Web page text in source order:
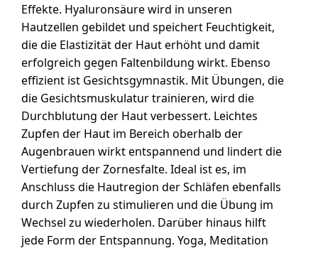
Effekte. Hyaluronsäure wird in unseren
Hautzellen gebildet und speichert Feuchtigkeit,
die die Elastizität der Haut erhöht und damit
erfolgreich gegen Faltenbildung wirkt. Ebenso
effizient ist Gesichtsgymnastik. Mit Übungen, die
die Gesichtsmuskulatur trainieren, wird die
Durchblutung der Haut verbessert. Leichtes
Zupfen der Haut im Bereich oberhalb der
Augenbrauen wirkt entspannend und lindert die
Vertiefung der Zornesfalte. Ideal ist es, im
Anschluss die Hautregion der Schläfen ebenfalls
durch Zupfen zu stimulieren und die Übung im
Wechsel zu wiederholen. Darüber hinaus hilft
jede Form der Entspannung. Yoga, Meditation